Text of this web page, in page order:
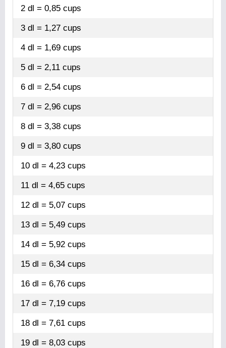
2 dl = 0,85 cups
3 dl = 1,27 cups
4 dl = 1,69 cups
5 dl = 2,11 cups
6 dl = 2,54 cups
7 dl = 2,96 cups
8 dl = 3,38 cups
9 dl = 3,80 cups
10 dl = 4,23 cups
11 dl = 4,65 cups
12 dl = 5,07 cups
13 dl = 5,49 cups
14 dl = 5,92 cups
15 dl = 6,34 cups
16 dl = 6,76 cups
17 dl = 7,19 cups
18 dl = 7,61 cups
19 dl = 8,03 cups